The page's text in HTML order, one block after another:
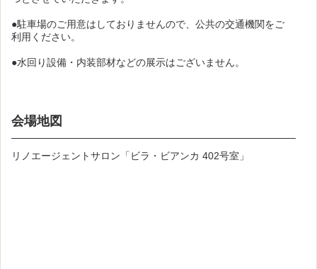
●駐車場のご用意はしておりませんので、公共の交通機関をご
利用ください。
●水回り設備・内装部材などの展示はございません。
会場地図
リノエージェントサロン「ビラ・ビアンカ 402号室」